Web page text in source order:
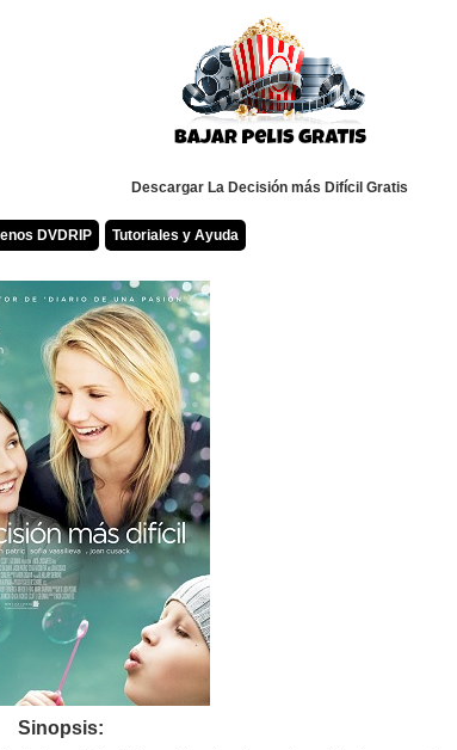
Descargar La Decisión más Difícil Gratis
DVDRIP Tutoriales y Ayuda
Sinopsis: